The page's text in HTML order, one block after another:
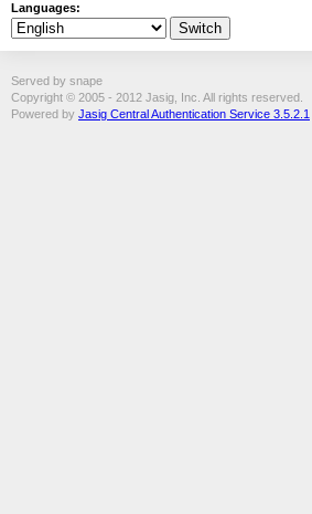
Languages:
Served by snape
Copyright © 2005 - 2012 Jasig, Inc. All rights reserved.
Powered by Jasig Central Authentication Service 3.5.2.1